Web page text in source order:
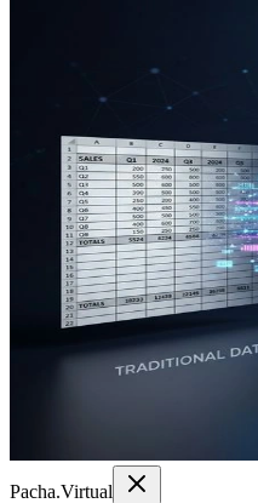
Pacha.Virtual